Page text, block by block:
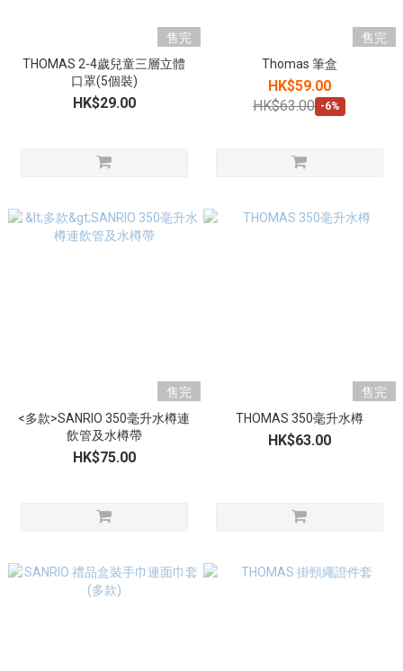
售完
THOMAS 2-4歲兒童三層立體
口罩(5個裝)
HK$29.00
售完
Thomas 筆盒
HK$59.00
HK$63.00 -6%
售完
<多款>SANRIO 350毫升水樽連
飲管及水樽帶
HK$75.00
售完
THOMAS 350毫升水樽
HK$63.00